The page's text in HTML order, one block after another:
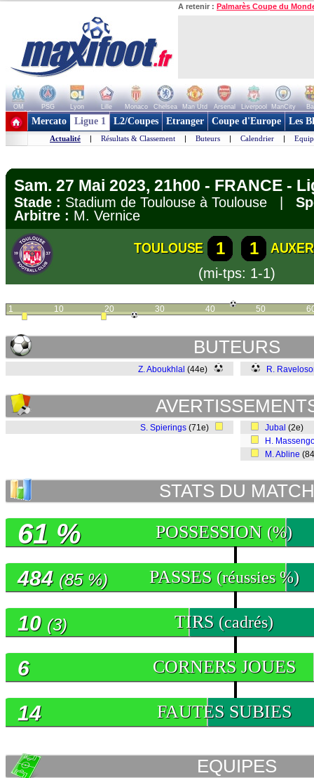
A retenir : Palmarès Coupe du
OM PSG Lyon Lille Monaco Chelsea Man Utd Arsenal Liverpool ManCity
+ de clubs
Mercato Ligue 1 L2/Coupes Etranger Coupe d'Europe Les
Actualité | Résultats & Classement | Buteurs | Calendrier |
Sam. 27 Mai 2023, 21h00 - FRANCE -
Stade : Stadium de Toulouse à Toulouse |
Arbitre : M. Vernice
TOULOUSE 1 1
(mi-tps: 1-1)
1 10 20 30 40 50
BUTEURS
Z. Aboukhlal (44e) R.
S. Spierings (71e) Jubal (2e)
H.
M. Abline
STATS DU MATCH
POSSESSION (%)
61 %
PASSES (réussies %)
484 (85 %)
TIRS (cadrés)
10 (3)
CORNERS JOUES
6
FAUTES SUBIES
14
EQUIPES